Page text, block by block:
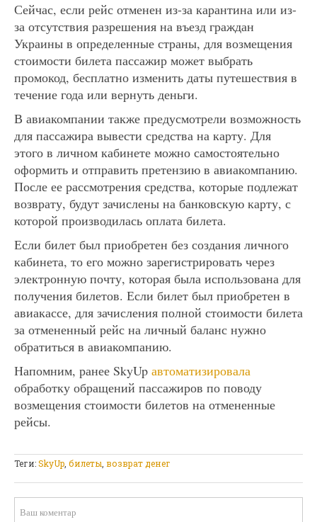
Сейчас, если рейс отменен из-за карантина или из-
за отсутствия разрешения на въезд граждан
Украины в определенные страны, для возмещения
стоимости билета пассажир может выбрать
промокод, бесплатно изменить даты путешествия в
течение года или вернуть деньги.
В авиакомпании также предусмотрели возможность
для пассажира вывести средства на карту. Для
этого в личном кабинете можно самостоятельно
оформить и отправить претензию в авиакомпанию.
После ее рассмотрения средства, которые подлежат
возврату, будут зачислены на банковскую карту, с
которой производилась оплата билета.
Если билет был приобретен без создания личного
кабинета, то его можно зарегистрировать через
электронную почту, которая была использована для
получения билетов. Если билет был приобретен в
авиакассе, для зачисления полной стоимости билета
за отмененный рейс на личный баланс нужно
обратиться в авиакомпанию.
Напомним, ранее SkyUp автоматизировала
обработку обращений пассажиров по поводу
возмещения стоимости билетов на отмененные
рейсы.
Теги:SkyUp билеты возврат денег